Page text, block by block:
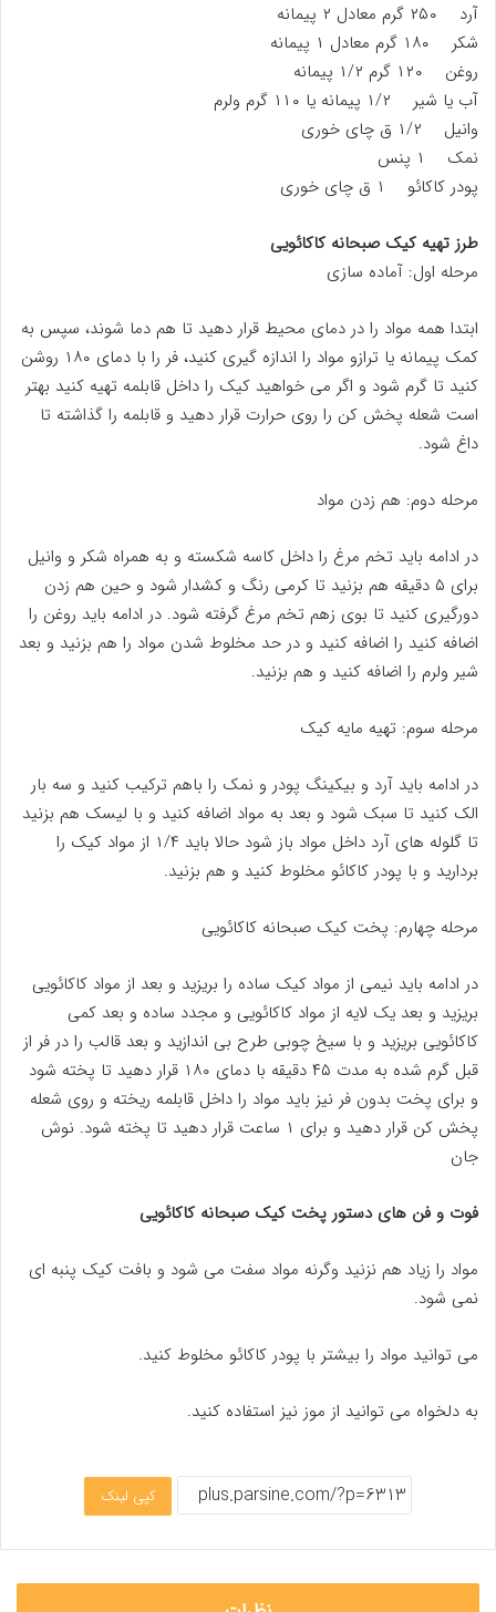
آرد ۲۵۰ گرم معادل ۲ پیمانه
شکر ۱۸۰ گرم معادل ۱ پیمانه
روغن ۱۲۰ گرم ۱/۲ پیمانه
آب یا شیر ۱/۲ پیمانه یا ۱۱۰ گرم ولرم
وانیل ۱/۲ ق چای خوری
نمک ۱ پنس
پودر کاکائو ۱ ق چای خوری
طرز تهیه کیک صبحانه کاکائویی
مرحله اول: آماده سازی
ابتدا همه مواد را در دمای محیط قرار دهید تا هم دما شوند، سپس به
کمک پیمانه یا ترازو مواد را اندازه گیری کنید، فر را با دمای ۱۸۰ روشن
کنید تا گرم شود و اگر می خواهید کیک را داخل قابلمه تهیه کنید بهتر
است شعله پخش کن را روی حرارت قرار دهید و قابلمه را گذاشته تا
داغ شود.
مرحله دوم: هم زدن مواد
در ادامه باید تخم مرغ را داخل کاسه شکسته و به همراه شکر و وانیل
برای ۵ دقیقه هم بزنید تا کرمی رنگ و کشدار شود و حین هم زدن
دورگیری کنید تا بوی زهم تخم مرغ گرفته شود. در ادامه باید روغن را
اضافه کنید را اضافه کنید و در حد مخلوط شدن مواد را هم بزنید و بعد
شیر ولرم را اضافه کنید و هم بزنید.
مرحله سوم: تهیه مایه کیک
در ادامه باید آرد و بیکینگ پودر و نمک را باهم ترکیب کنید و سه بار
الک کنید تا سبک شود و بعد به مواد اضافه کنید و با لیسک هم بزنید
تا گلوله های آرد داخل مواد باز شود حالا باید ۱/۴ از مواد کیک را
بردارید و با پودر کاکائو مخلوط کنید و هم بزنید.
مرحله چهارم: پخت کیک صبحانه کاکائویی
در ادامه باید نیمی از مواد کیک ساده را بریزید و بعد از مواد کاکائویی
بریزید و بعد یک لایه از مواد کاکائویی و مجدد ساده و بعد کمی
کاکائویی بریزید و با سیخ چوبی طرح بی اندازید و بعد قالب را در فر از
قبل گرم شده به مدت ۴۵ دقیقه با دمای ۱۸۰ قرار دهید تا پخته شود
و برای پخت بدون فر نیز باید مواد را داخل قابلمه ریخته و روی شعله
پخش کن قرار دهید و برای ۱ ساعت قرار دهید تا پخته شود. نوش
جان
فوت و فن های دستور پخت کیک صبحانه کاکائویی
مواد را زیاد هم نزنید وگرنه مواد سفت می شود و بافت کیک پنبه ای
نمی شود.
می توانید مواد را بیشتر با پودر کاکائو مخلوط کنید.
به دلخواه می توانید از موز نیز استفاده کنید.
کپی لینک